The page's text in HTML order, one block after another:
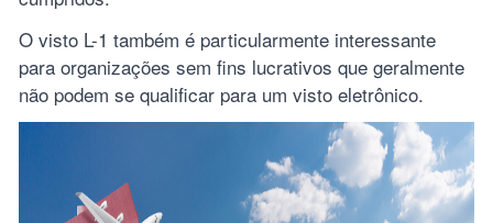
O visto L-1 também é particularmente interessante
para organizações sem fins lucrativos que geralmente
não podem se qualificar para um visto eletrônico.